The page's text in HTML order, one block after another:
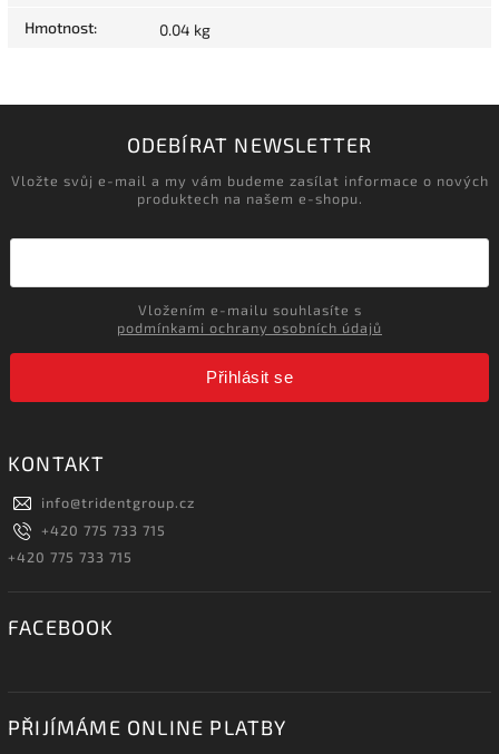
Hmotnost: 0.04 kg
ODEBÍRAT NEWSLETTER
Vložte svůj e-mail a my vám budeme zasílat informace o nových
produktech na našem e-shopu.
podmínkami ochrany osobních údajů
Přihlásit se
KONTAKT
info@tridentgroup.cz
+420 775 733 715
+420 775 733 715
FACEBOOK
PŘIJÍMÁME ONLINE PLATBY